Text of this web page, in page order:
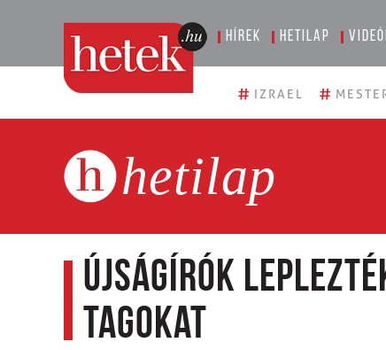
Hírek Hetilap
# IZRAEL #
hetilap
Újságírók
tagokat